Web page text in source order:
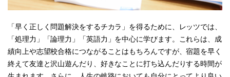
「早く正しく問題解決をするチカラ」を得るために、レッツでは、
「処理力」「論理力」「英語力」を中心に学びます。これらは、成
績向上や志望校合格につながることはもちろんですが、宿題を早く
終えて友達と沢山遊んだり、好きなことに打ち込んだりする時間が